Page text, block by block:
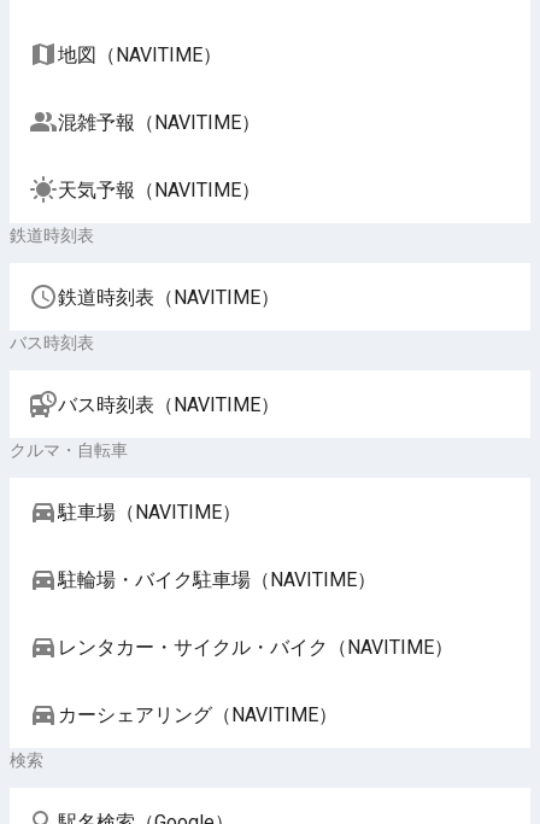
地図（NAVITIME）
混雑予報（NAVITIME）
天気予報（NAVITIME）
鉄道時刻表
鉄道時刻表（NAVITIME）
バス時刻表
バス時刻表（NAVITIME）
クルマ・自転車
駐車場（NAVITIME）
駐輪場・バイク駐車場（NAVITIME）
レンタカー・サイクル・バイク（NAVITIME）
カーシェアリング（NAVITIME）
検索